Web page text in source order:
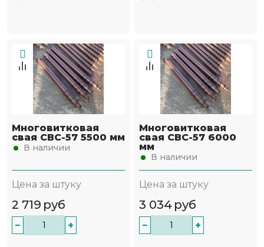
Многовитковая
свая СВС-57 5500 мм
В наличии
Цена за штуку
2 719 руб
− +
Многовитковая
свая СВС-57 6000
мм
В наличии
Цена за штуку
3 034 руб
− +